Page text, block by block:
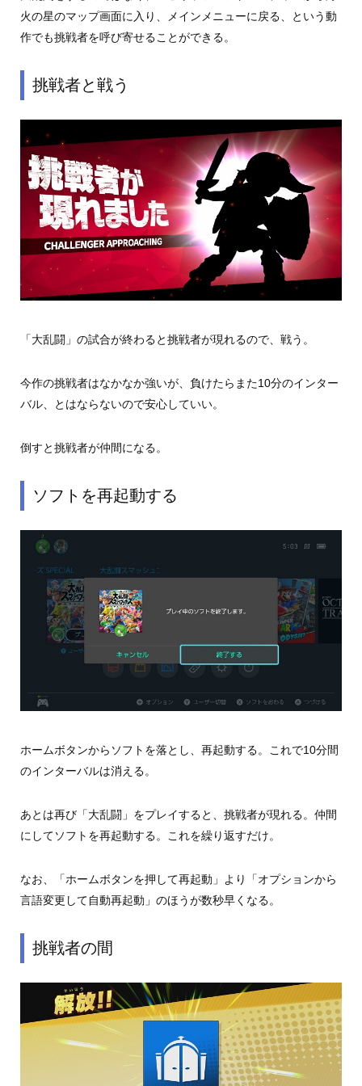
火の星のマップ画面に入り、メインメニューに戻る、という動
作でも挑戦者を呼び寄せることができる。
挑戦者と戦う
「大乱闘」の試合が終わると挑戦者が現れるので、戦う。
今作の挑戦者はなかなか強いが、負けたらまた10分のインター
バル、とはならないので安心していい。
倒すと挑戦者が仲間になる。
ソフトを再起動する
ホームボタンからソフトを落とし、再起動する。これで10分間
のインターバルは消える。
あとは再び「大乱闘」をプレイすると、挑戦者が現れる。仲間
にしてソフトを再起動する。これを繰り返すだけ。
なお、「ホームボタンを押して再起動」より「オプションから
言語変更して自動再起動」のほうが数秒早くなる。
挑戦者の間